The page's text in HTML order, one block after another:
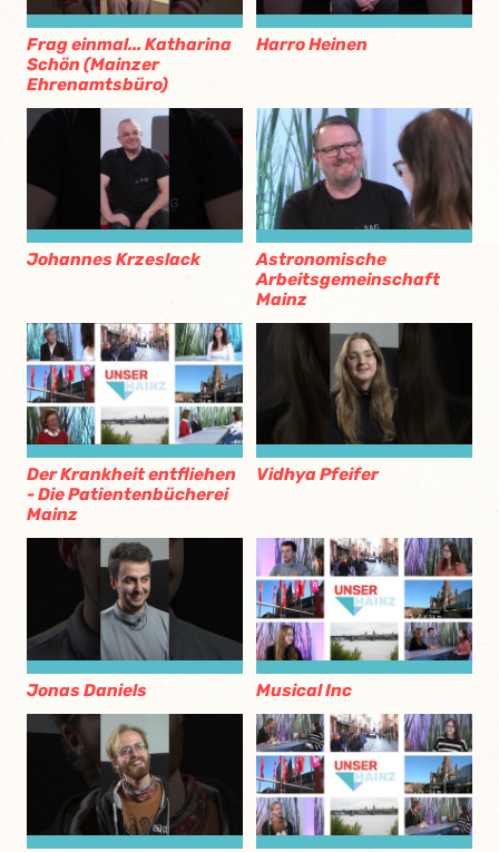
Frag einmal... Katharina
Schön (Mainzer
Ehrenamtsbüro)
Harro Heinen
Johannes Krzeslack
Astronomische
Arbeitsgemeinschaft
Mainz
Der Krankheit entfliehen
- Die Patientenbücherei
Mainz
Vidhya Pfeifer
Jonas Daniels Musical Inc